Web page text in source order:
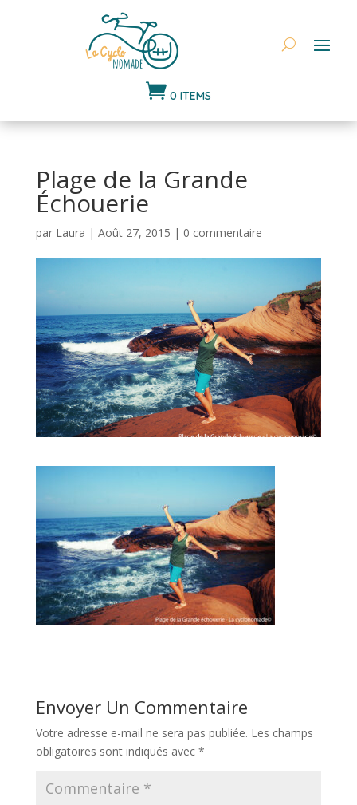
 0 ITEMS
Plage de la Grande
Échouerie
par Laura | Août 27, 2015 | 0 commentaire
Envoyer Un Commentaire
Votre adresse e-mail ne sera pas publiée. Les champs
obligatoires sont indiqués avec *